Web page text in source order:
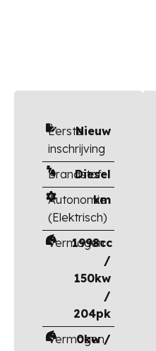
Eerste
inschrijving
Nieuw
Brandstof
Diesel
Autonomie
(Elektrisch)
km
Vermogen
1998cc
/
150kw
/
204pk
Vermogen
0kw /